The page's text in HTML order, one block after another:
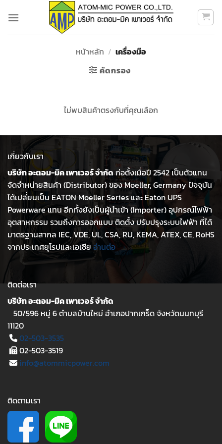
หน้าหลัก / เครื่องมือ
คัดกรอง
ไม่พบสินค้าตรงกับที่คุณเลือก
เกี่ยวกับเรา
บริษัท อะตอม-มิค เพาเวอร์ จำกัดก่อตั้งเมื่อปี 2542 เป็นตัวแทน
จัดจำหน่ายสินค้า (Distributor) ของ Moeller, Germany ปัจจุบัน
ได้เปลี่ยนเป็น EATON Moeller Series และ Eaton UPS
Powerware แทน อีกทั้งยังเป็นผู้นำเข้า (Importer) อุปกรณ์ไฟฟ้า
อุตสาหกรรม รวมถึงการออกแบบ ติดตั้ง ปรับปรุงระบบไฟฟ้า ที่ได้
มาตรฐานสากล IEC, VDE, UL, CSA, RU, KEMA, ATEX, CE, RoHS
จากประเทศยุโรปและเอเชียอ่านต่อ
ติดต่อเรา
บริษัท อะตอม-มิค เพาเวอร์ จำกัด
50/596 หมู่ 6 ตำบลบ้านใหม่ อำเภอปากเกร็ด จังหวัดนนทบุรี
11120
02-503-3535
02-503-3519
info@atommicpower.com
ติดตามเรา